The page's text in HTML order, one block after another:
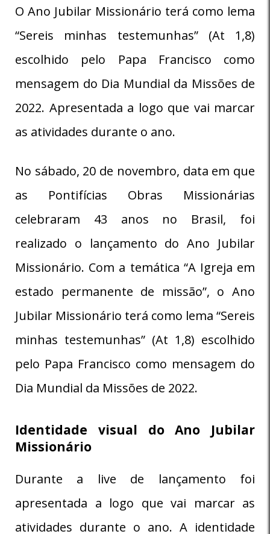
O Ano Jubilar Missionário terá como lema
“Sereis minhas testemunhas” (At 1,8)
escolhido pelo Papa Francisco como
mensagem do Dia Mundial da Missões de
2022. Apresentada a logo que vai marcar
as atividades durante o ano.
No sábado, 20 de novembro, data em que
as Pontifícias Obras Missionárias
celebraram 43 anos no Brasil, foi
realizado o lançamento do Ano Jubilar
Missionário. Com a temática “A Igreja em
estado permanente de missão”, o Ano
Jubilar Missionário terá como lema “Sereis
minhas testemunhas” (At 1,8) escolhido
pelo Papa Francisco como mensagem do
Dia Mundial da Missões de 2022.
Identidade visual do Ano Jubilar
Missionário
Durante a live de lançamento foi
apresentada a logo que vai marcar as
atividades durante o ano. A identidade